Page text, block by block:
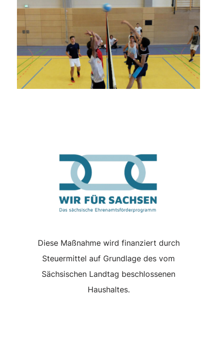
Diese Maßnahme wird finanziert durch
Steuermittel auf Grundlage des vom
Sächsischen Landtag beschlossenen
Haushaltes.